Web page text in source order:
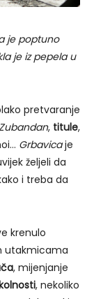
je poptuno
je iz pepela u
pretvaranje
, titule,
Grbavicaje
željeli da
i treba da
krenulo
utakmicama
, mijenjanje
, nekoliko